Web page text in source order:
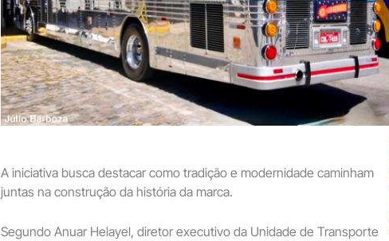
A iniciativa busca destacar como tradição e modernidade caminham
juntas na construção da história da marca.
Segundo Anuar Helayel, diretor executivo da Unidade de Transporte